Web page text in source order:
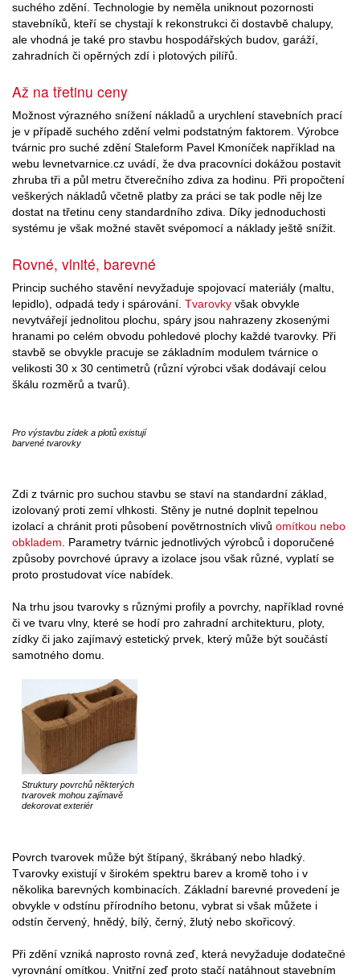
suchého zdění. Technologie by neměla uniknout pozornosti
stavebníků, kteří se chystají k rekonstrukci či dostavbě chalupy,
ale vhodná je také pro stavbu hospodářských budov, garáží,
zahradních či opěrných zdí i plotových pilířů.
Až na třetinu ceny
Možnost výrazného snížení nákladů a urychlení stavebních prací
je v případě suchého zdění velmi podstatným faktorem. Výrobce
tvárnic pro suché zdění Staleform Pavel Kmoníček například na
webu levnetvarnice.cz uvádí, že dva pracovníci dokážou postavit
zhruba tři a půl metru čtverečního zdiva za hodinu. Při propočtení
veškerých nákladů včetně platby za práci se tak podle něj lze
dostat na třetinu ceny standardního zdiva. Díky jednoduchosti
systému je však možné stavět svépomocí a náklady ještě snížit.
Rovné, vlnité, barevné
Princip suchého stavění nevyžaduje spojovací materiály (maltu,
lepidlo), odpadá tedy i spárování. Tvarovky však obvykle
nevytvářejí jednolitou plochu, spáry jsou nahrazeny zkosenými
hranami po celém obvodu pohledové plochy každé tvarovky. Při
stavbě se obvykle pracuje se základním modulem tvárnice o
velikosti 30 x 30 centimetrů (různí výrobci však dodávají celou
škálu rozměrů a tvarů).
Pro výstavbu zídek a plotů existují
barvené tvarovky
Zdi z tvárnic pro suchou stavbu se staví na standardní základ,
izolovaný proti zemí vlhkosti. Stěny je nutné doplnit tepelnou
izolací a chránit proti působení povětrnostních vlivů omítkou nebo
obkladem . Parametry tvárnic jednotlivých výrobců i doporučené
způsoby povrchové úpravy a izolace jsou však různé, vyplatí se
proto prostudovat více nabídek.
Na trhu jsou tvarovky s různými profily a povrchy, například rovné
či ve tvaru vlny, které se hodí pro zahradní architekturu, ploty,
zídky či jako zajímavý estetický prvek, který může být součástí
samotného domu.
Struktury povrchů některých
tvarovek mohou zajímavě
dekorovat exteriér
Povrch tvarovek může být štípaný, škrábaný nebo hladký.
Tvarovky existují v širokém spektru barev a kromě toho i v
několika barevných kombinacích. Základní barevné provedení je
obvykle v odstínu přírodního betonu, vybrat si však můžete i
odstín červený, hnědý, bílý, černý, žlutý nebo skořicový.
Při zdění vzniká naprosto rovná zeď, která nevyžaduje dodatečné
vyrovnání omítkou. Vnitřní zeď proto stačí natáhnout stavebním